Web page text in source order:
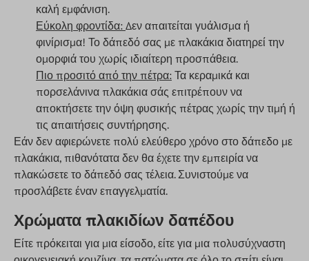
καλή εμφάνιση.
Εύκολη φροντίδα: Δεν απαιτείται γυάλισμα ή
φινίρισμα! Το δάπεδό σας με πλακάκια διατηρεί την
ομορφιά του χωρίς ιδιαίτερη προσπάθεια.
Πιο προσιτό από την πέτρα: Τα κεραμικά και
πορσελάνινα πλακάκια σάς επιτρέπουν να
αποκτήσετε την όψη φυσικής πέτρας χωρίς την τιμή ή
τις απαιτήσεις συντήρησης.
Εάν δεν αφιερώνετε πολύ ελεύθερο χρόνο στο δάπεδο με
πλακάκια, πιθανότατα δεν θα έχετε την εμπειρία να
πλακώσετε το δάπεδό σας τέλεια. Συνιστούμε να
προσλάβετε έναν επαγγελματία.
Χρώματα πλακιδίων δαπέδου
Είτε πρόκειται για μια είσοδο, είτε για μια πολυσύχναστη